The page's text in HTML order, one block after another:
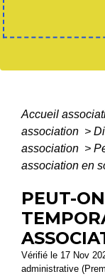
Accueil
association >
association >
association en
PEUT-
Vérifié le 17 Nov
administrative